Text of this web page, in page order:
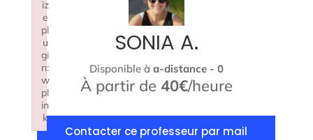
SONIA A.
Disponible à a-distance - 0
À partir de 40€/heure
Contacter ce professeur par mail
iz
e
pl
u
gi
n:
w
pl
in
k
Failed to initialize plugin: wplink